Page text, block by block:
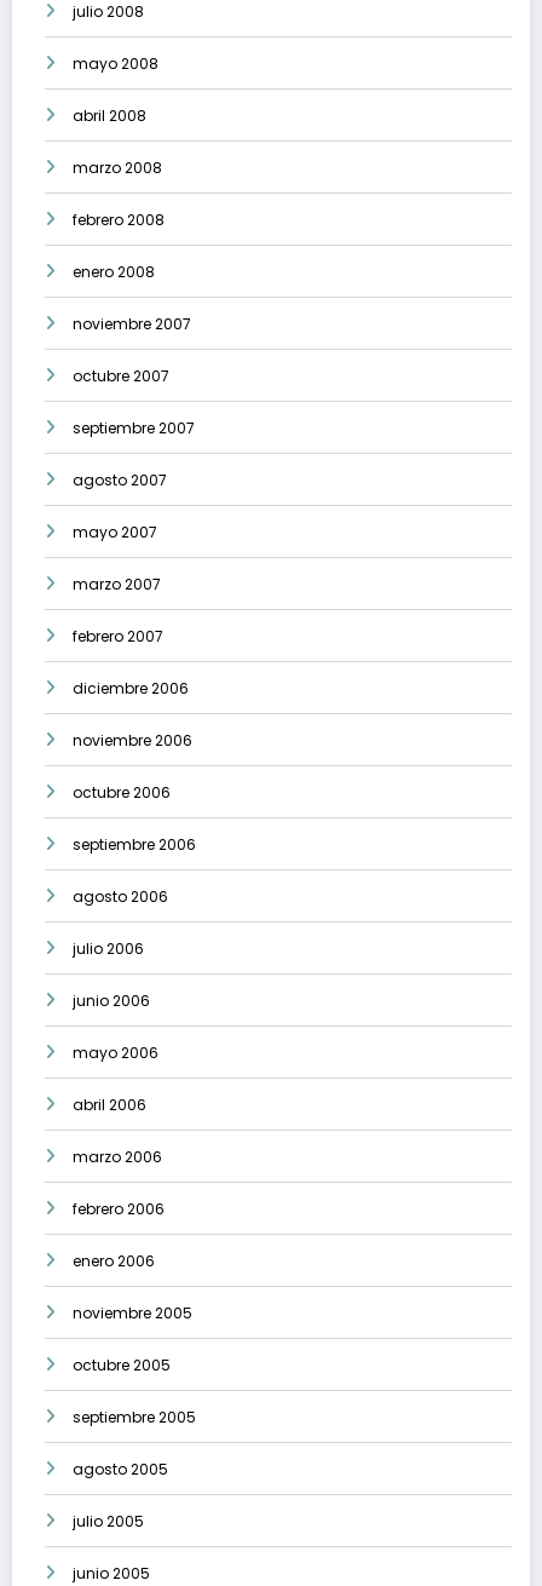
julio 2008
mayo 2008
abril 2008
marzo 2008
febrero 2008
enero 2008
noviembre 2007
octubre 2007
septiembre 2007
agosto 2007
mayo 2007
marzo 2007
febrero 2007
diciembre 2006
noviembre 2006
octubre 2006
septiembre 2006
agosto 2006
julio 2006
junio 2006
mayo 2006
abril 2006
marzo 2006
febrero 2006
enero 2006
noviembre 2005
octubre 2005
septiembre 2005
agosto 2005
julio 2005
junio 2005